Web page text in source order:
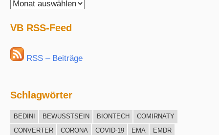
VisionBlue
VB RSS-Feed
RSS – Beiträge
Schlagwörter
BEDINI BEWUSSTSEIN BIONTECH
COMIRNATY
CONVERTER
CORONA COVID-19 EMA
EMDR